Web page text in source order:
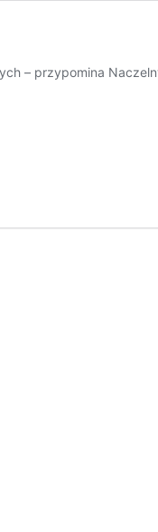
– przypomina